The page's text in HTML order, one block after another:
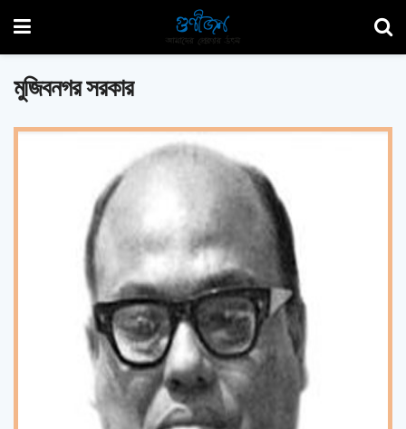
মুজিবনগর সরকার